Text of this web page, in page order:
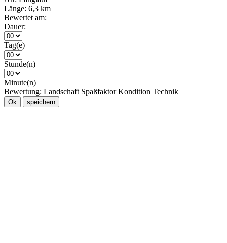
Länge: 6,3 km
Bewertet am:
Dauer:
Tag(e)
Stunde(n)
Minute(n)
Bewertung: Landschaft Spaßfaktor Kondition Technik
Ok speichern